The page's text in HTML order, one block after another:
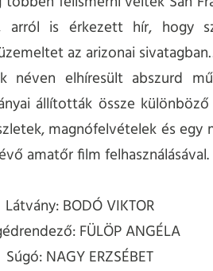
arról is érkezett hír, hogy
az arizonai
néven elhíresült abszurd
állították össze
magnófelvételek és egy
amatőr film felhasználásával.
Látvány: BODÓ VIKTOR
FÜLÖP ANGÉLA
Súgó: NAGY ERZSÉBET